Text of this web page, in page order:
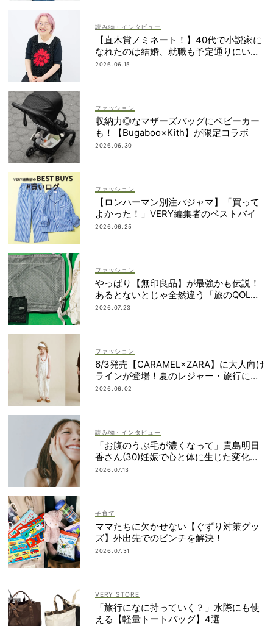
読み物・インタビュー
【直木賞ノミネート！】40代で小説家に
なれたのは結婚、就職も予定通りにいか
なかったから｜朝倉かすみさん
2026.06.15
ファッション
収納力◎なマザーズバッグにベビーカー
も！【Bugaboo×Kith】が限定コラボ
2026.06.30
ファッション
【ロンハーマン別注パジャマ】「買って
よかった！」VERY編集者のベストバイ
2026.06.25
ファッション
やっぱり【無印良品】が最強かも伝説！
あるとないとじゃ全然違う「旅のQOL爆
上げアイテム」
2026.07.23
ファッション
6/3発売【CARAMEL×ZARA】に大人向け
ラインが登場！夏のレジャー・旅行にも
おすすめ
2026.06.02
読み物・インタビュー
「お腹のうぶ毛が濃くなって」貴島明日
香さん(30)妊娠で心と体に生じた変化も
「愛しいです」
2026.07.13
子育て
ママたちに欠かせない【ぐずり対策グッ
ズ】外出先でのピンチを解決！
2026.07.31
VERY STORE
「旅行になに持っていく？」水際にも使
える【軽量トートバッグ】4選